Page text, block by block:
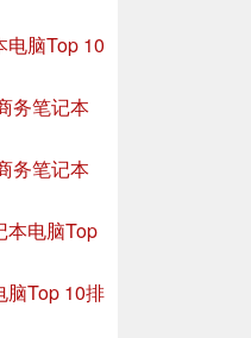
电脑Top 10
务笔记本
务笔记本
本电脑Top
脑Top 10排